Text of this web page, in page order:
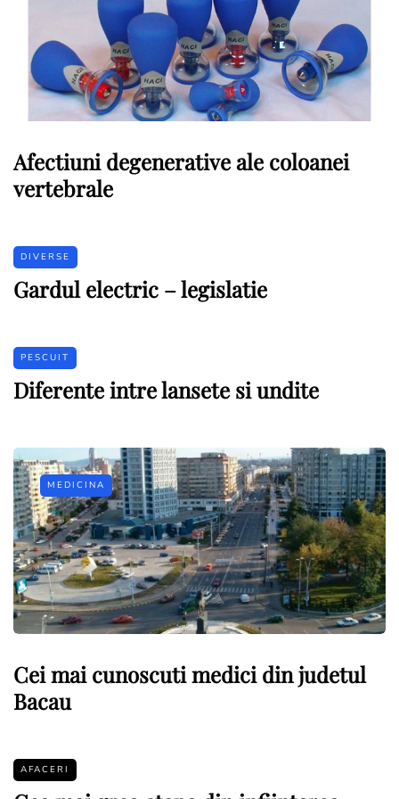
Afectiuni degenerative ale coloanei
vertebrale
DIVERSE
Gardul electric – legislatie
PESCUIT
Diferente intre lansete si undite
MEDICINA
Cei mai cunoscuti medici din judetul
Bacau
AFACERI